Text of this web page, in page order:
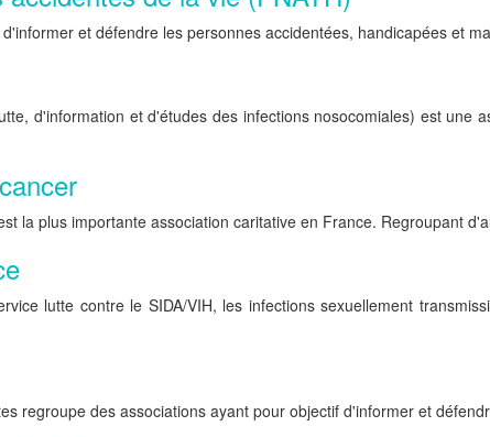
et défendre les personnes accidentées, handicapées et
d'information et d'études des infections nosocomiales) est
la plus importante association caritative en France. Regroupant
lutte contre le SIDA/VIH, les infections sexuellement
regroupe des associations ayant pour objectif d'informer et